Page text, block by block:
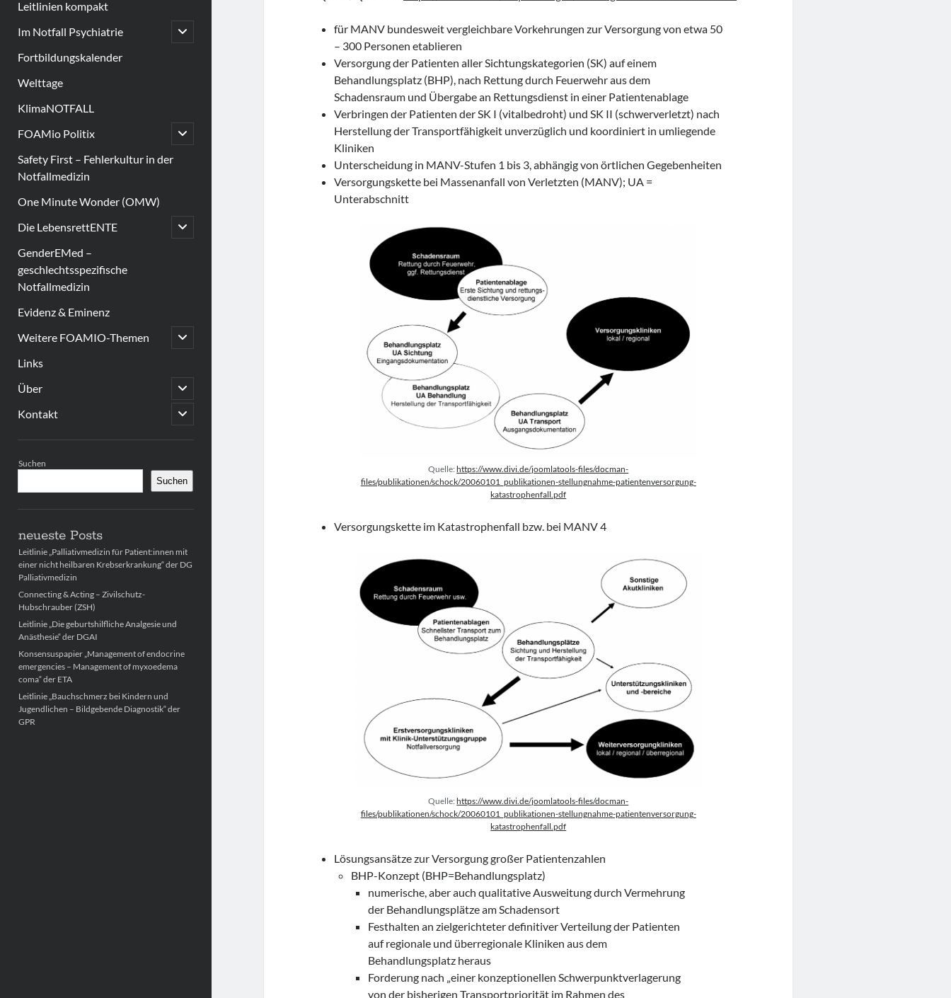
Leitlinien kompakt
Im Notfall Psychiatrie
open
child
Fortbildungskalender
Welttage
KlimaNOTFALL
FOAMio Politix
open
child
Safety First – Fehlerkultur in der
Notfallmedizin
One Minute Wonder (OMW)
Die LebensrettENTE
open
child
GenderEMed –
geschlechtsspezifische
Notfallmedizin
Evidenz & Eminenz
Weitere FOAMIO-Themen
open
child
Links
Über
open
child
menu
Kontakt
open
child
Suchen
Suchen
neueste Posts
Leitlinie „Palliativmedizin für Patient:innen mit
einer nicht heilbaren Krebserkrankung“ der DG
Palliativmedizin
Connecting & Acting – Zivilschutz-
Hubschrauber (ZSH)
Leitlinie „Die geburtshilfliche Analgesie und
Anästhesie“ der DGAI
Konsensuspapier „Management of endocrine
emergencies – Management of myxoedema
coma“ der ETA
Leitlinie „Bauchschmerz bei Kindern und
Jugendlichen – Bildgebende Diagnostik“ der
GPR
für MANV bundesweit vergleichbare Vorkehrungen zur Versorgung von etwa 50
– 300 Personen etablieren
Versorgung der Patienten aller Sichtungskategorien (SK) auf einem
Behandlungsplatz (BHP), nach Rettung durch Feuerwehr aus dem
Schadensraum und Übergabe an Rettungsdienst in einer Patientenablage
Verbringen der Patienten der SK I (vitalbedroht) und SK II (schwerverletzt) nach
Herstellung der Transportfähigkeit unverzüglich und koordiniert in umliegende
Kliniken
Unterscheidung in MANV-Stufen 1 bis 3, abhängig von örtlichen Gegebenheiten
Versorgungskette bei Massenanfall von Verletzten (MANV); UA =
Unterabschnitt
Quelle:https://www.divi.de/joomlatools-files/docman-
files/publikationen/schock/20060101_publikationen-stellungnahme-patientenversorgung-
katastrophenfall.pdf
Versorgungskette im Katastrophenfall bzw. bei MANV 4
Quelle:https://www.divi.de/joomlatools-files/docman-
files/publikationen/schock/20060101_publikationen-stellungnahme-patientenversorgung-
katastrophenfall.pdf
Lösungsansätze zur Versorgung großer Patientenzahlen
BHP-Konzept (BHP=Behandlungsplatz)
numerische, aber auch qualitative Ausweitung durch Vermehrung
der Behandlungsplätze am Schadensort
Festhalten an zielgerichteter definitiver Verteilung der Patienten
auf regionale und überregionale Kliniken aus dem
Behandlungsplatz heraus
Forderung nach „einer konzeptionellen Schwerpunktverlagerung
von der bisherigen Transportpriorität im Rahmen des